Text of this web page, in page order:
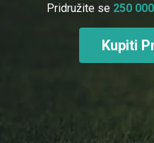
Pridružite se 250 000
Kupiti